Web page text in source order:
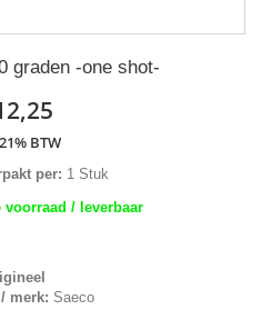
graden -one shot-
BTW
per: 1 Stuk
voorraad / leverbaar
merk: Saeco